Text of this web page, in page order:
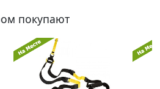
покупают